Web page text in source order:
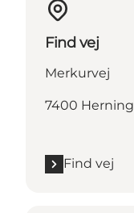
Find vej
Merkurvej
7400 Herning
Find vej